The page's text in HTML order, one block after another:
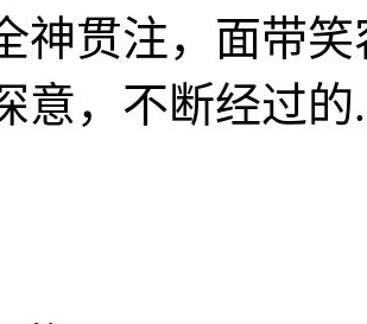
神贯注，面带
意，不断经过